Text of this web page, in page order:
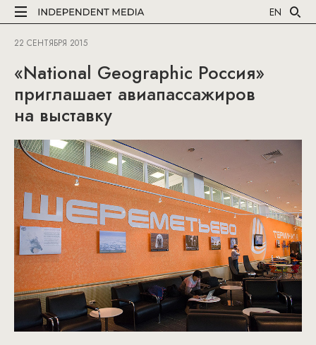
EN
22 СЕНТЯБРЯ 2015
«National Geographic Россия»
приглашает авиапассажиров
на выставку